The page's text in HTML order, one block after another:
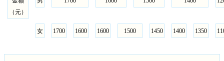
（元）
女 1700 1600 1600 1500 1450 1400 1350